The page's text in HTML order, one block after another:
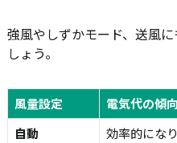
強風やしずかモード、送風
しょう。
風量設定 電気代の傾向
自動
効率的にな